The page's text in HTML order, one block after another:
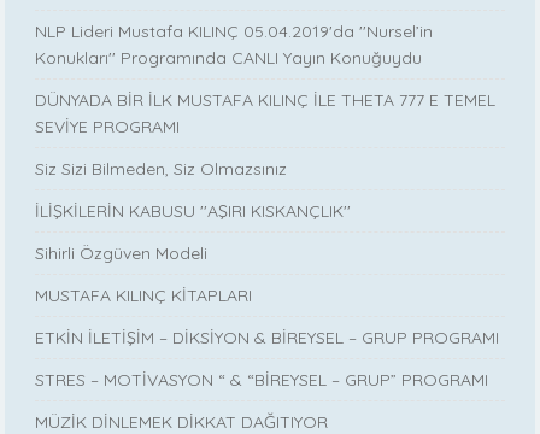
NLP Lideri Mustafa KILINÇ 05.04.2019'da ''Nursel’in
Konukları'' Programında CANLI Yayın Konuğuydu
DÜNYADA BİR İLK MUSTAFA KILINÇ İLE THETA 777 E TEMEL
SEVİYE PROGRAMI
Siz Sizi Bilmeden, Siz Olmazsınız
İLİŞKİLERİN KABUSU ''AŞIRI KISKANÇLIK''
Sihirli Özgüven Modeli
MUSTAFA KILINÇ KİTAPLARI
ETKİN İLETİŞİM – DİKSİYON & BİREYSEL – GRUP PROGRAMI
STRES – MOTİVASYON “ & “BİREYSEL – GRUP” PROGRAMI
MÜZİK DİNLEMEK DİKKAT DAĞITIYOR